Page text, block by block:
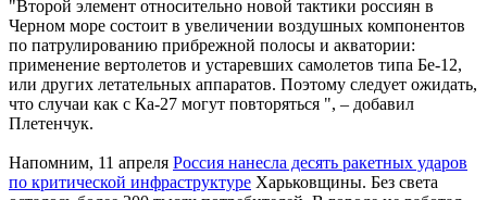
"Второй элемент относительно новой тактики россиян в
Черном море состоит в увеличении воздушных компонентов
по патрулированию прибрежной полосы и акватории:
применение вертолетов и устаревших самолетов типа Бе-12,
или других летательных аппаратов. Поэтому следует ожидать,
что случаи как с Ка-27 могут повторяться ", – добавил
Плетенчук.
Напомним, 11 апреля Россия нанесла десять ракетных ударов
по критической инфраструктуре Харьковщины. Без света